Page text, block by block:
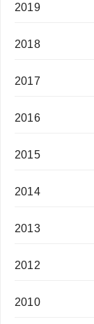
2019
2018
2017
2016
2015
2014
2013
2012
2010